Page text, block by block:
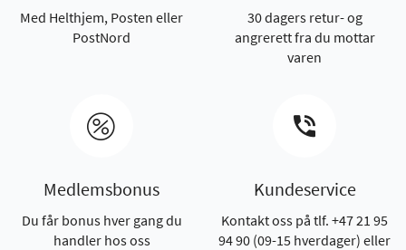
Med Helthjem, Posten eller
PostNord
30 dagers retur- og
angrerett fra du mottar
varen
Medlemsbonus
Du får bonus hver gang du
handler hos oss
Kundeservice
Kontakt oss på tlf. +47 21 95
94 90 (09-15 hverdager) eller